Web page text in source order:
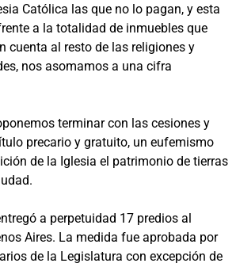
Católica las que no lo pagan, y esta
a la totalidad de inmuebles que
cuenta al resto de las religiones y
nos asomamos a una cifra
terminar con las cesiones y
precario y gratuito, un eufemismo
de la Iglesia el patrimonio de tierras
a perpetuidad 17 predios al
Aires. La medida fue aprobada por
de la Legislatura con excepción de